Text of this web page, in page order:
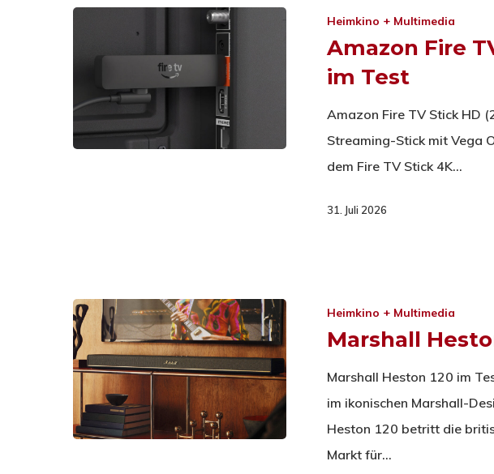
Heimkino + Multimedia
Amazon Fire
im Test
Amazon Fire TV Stick HD
Streaming-Stick mit Vega
dem Fire TV Stick 4K…
31. Juli 2026
Heimkino + Multimedia
Marshall
Marshall Heston 120 im
im ikonischen Marshall-
Heston 120 betritt die
Markt für…